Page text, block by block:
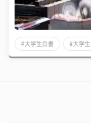
#大学生白書 #大学生